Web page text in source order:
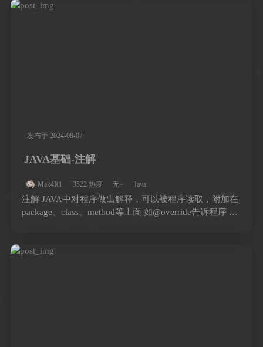
发布于 2024-08-07
JAVA基础-注解
Mak4R1 3522 热度 无~ Java
注解 JAVA中对程序做出解释，可以被程序读取，附加在
package、class、method等上面 如@override告诉程序 …